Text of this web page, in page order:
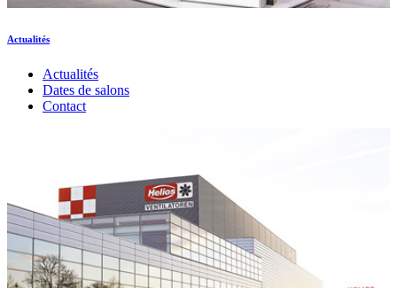
Actualités
Actualités
Dates de salons
Contact